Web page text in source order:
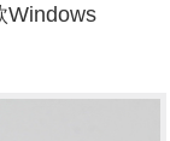
Windows